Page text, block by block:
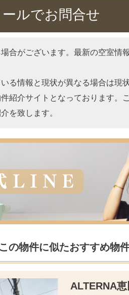
ールでお問合せ
合がございます。最新の空室情
る情報と現状が異なる場合は現
紹介サイトとなっております。
を致します。
この物件に似たおすすめ物
ALTERNA